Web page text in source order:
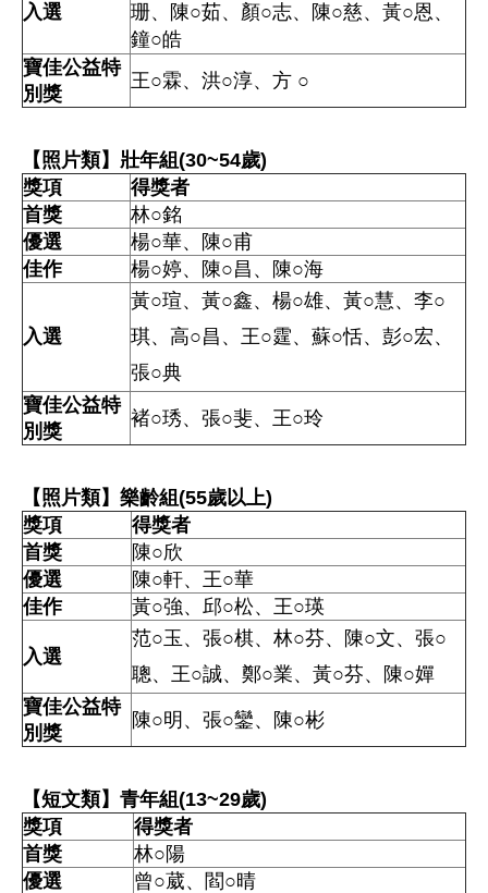
入選
珊、
陳○茹、顏○志、陳○慈、黃○恩、
鐘○皓
寶佳公益特
別獎
王○霖、洪○淳、方 ○
【照片類】壯年組(30~54歲)
獎項
得獎者
首獎
林○銘
優選
楊○華、陳○甫
佳作
楊○婷、陳○昌、陳○海
入選
黃○瑄、黃○鑫、楊○雄、黃○慧、李○
琪、 高○昌、王○霆、蘇○恬、彭○宏、
張○典
寶佳公益特
別獎
褚○琇、張○斐、王○玲
【照片類】樂齡組(55歲以上)
獎項
得獎者
首獎
陳○欣
優選
陳○軒、王○華
佳作
黃○強、邱○松、王○瑛
入選
范○玉、張○棋、林○芬、陳○文、張○
聰、 王○誠、鄭○業、黃○芬、陳○嬋
寶佳公益特
別獎
陳○明、張○鑾、陳○彬
【短文類】青年組(13~29歲)
獎項
得獎者
首獎
林○陽
優選
曾○葳、閻○晴